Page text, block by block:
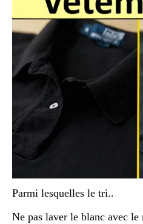
Parmi lesquelles le tri..
Ne pas laver le blanc avec